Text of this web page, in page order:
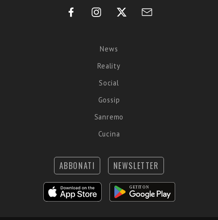
News
Reality
Social
Gossip
Sanremo
Cucina
ABBONATI NEWSLETTER